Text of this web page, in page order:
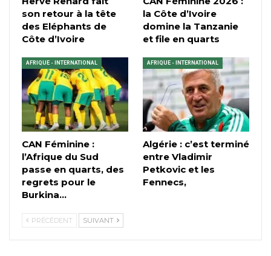
son retour à la tête
des Eléphants de
Côte d’Ivoire
la Côte d’Ivoire
domine la Tanzanie
et file en quarts
AFRIQUE - INTERNATIONAL
CAN Féminine :
l’Afrique du Sud
passe en quarts, des
regrets pour le
Burkina…
AFRIQUE - INTERNATIONAL
Algérie : c’est terminé
entre Vladimir
Petkovic et les
Fennecs,
PRÉCÉDENT SUIVANT